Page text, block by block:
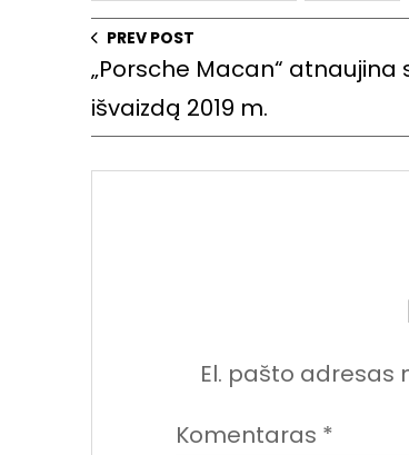
PREV POST
„Porsche Macan“ atnaujina
išvaizdą 2019 m.
El. pašto adresas
Komentaras *